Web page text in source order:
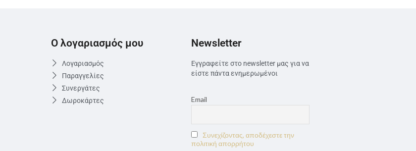
Ο λογαριασμός μου
Λογαριασμός
Παραγγελίες
Συνεργάτες
Δωροκάρτες
Newsletter
Εγγραφείτε στο newsletter μας για να
είστε πάντα ενημερωμένοι
Email
Συνεχίζοντας, αποδέχεστε την
πολιτική απορρήτου